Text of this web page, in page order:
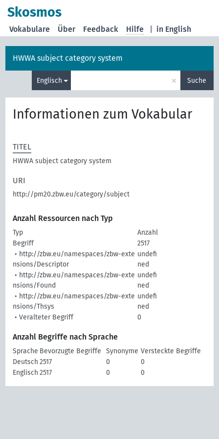
Skosmos
in English
Vokabulare Über Feedback Hilfe
HWWA subject category system
Englisch × Suche
Informationen zum Vokabular
TITEL
HWWA subject category system
URI
http://pm20.zbw.eu/category/subject
Anzahl Ressourcen nach Typ
Typ
Anzahl
Begriff
2517
• http://zbw.eu/namespaces/zbw-exte
nsions/Descriptor
undefi
ned
• http://zbw.eu/namespaces/zbw-exte
nsions/Found
undefi
ned
• http://zbw.eu/namespaces/zbw-exte
nsions/Thsys
undefi
ned
• Veralteter Begriff
0
Anzahl Begriffe nach Sprache
Sprache Bevorzugte Begriffe Synonyme Versteckte Begriffe
Deutsch 2517 0
0
Englisch 2517 0 0